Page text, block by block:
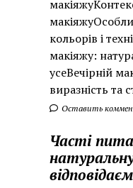
кольорів і
макіяжу:
усеВечірній
виразність та
Оставить
Часті